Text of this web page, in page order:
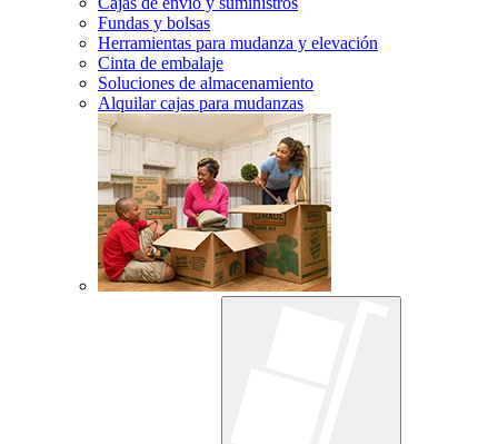
Fundas y bolsas
Herramientas para mudanza y elevación
Cinta de embalaje
Soluciones de almacenamiento
Alquilar cajas para mudanzas